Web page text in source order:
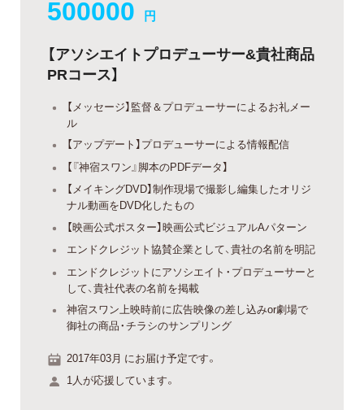
500000 円
【アソシエイトプロデューサー&貴社商品
PRコース】
【メッセージ】監督＆プロデューサーによるお礼メー
ル
【アップデート】プロデューサーによる情報配信
【『神宿スワン』脚本のPDFデータ】
【メイキングDVD】制作現場で撮影し編集したオリジ
ナル動画をDVD化したもの
【映画公式ポスター】映画公式ビジュアルAパターン
エンドクレジット協賛企業として、貴社の名前を明記
エンドクレジットにアソシエイト・プロデューサーと
して、貴社代表の名前を掲載
神宿スワン上映時前に広告映像の差し込みor劇場で
御社の商品・チラシのサンプリング
2017年03月 にお届け予定です。
1人が応援しています。